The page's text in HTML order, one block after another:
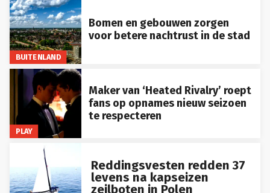
BUITENLAND
Bomen en gebouwen zorgen
voor betere nachtrust in de stad
PLAY
Maker van ‘Heated Rivalry’ roept
fans op opnames nieuw seizoen
te respecteren
Reddingsvesten redden 37
levens na kapseizen
zeilboten in Polen